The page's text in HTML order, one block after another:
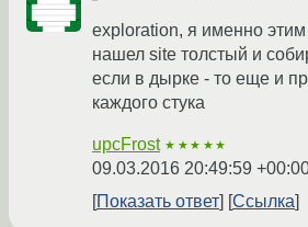
exploration, я именно этим
нашел site толстый и
если в дырке - то еще и
каждого стука
upcFrost ★★★★★
09.03.2016 20:49:59
Показать ответ Ссылка